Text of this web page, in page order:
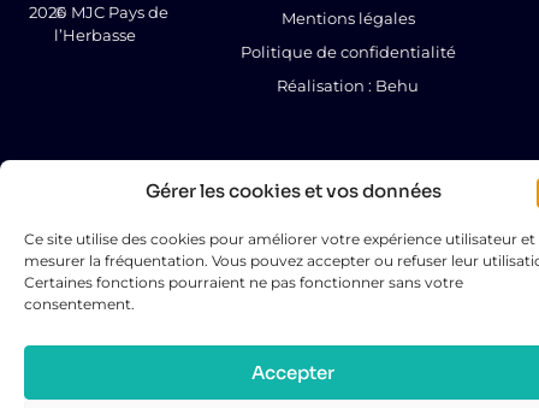
Gérer les cookies et vos données
Ce site utilise des cookies pour améliorer votre expérience utilisateur et
mesurer la fréquentation. Vous pouvez accepter ou refuser leur
Certaines fonctions pourraient ne pas fonctionner sans votre
consentement.
Accepter
2026© MJC Pays de
l’Herbasse
Mentions légales
Politique de confidentialité
Réalisation : Behu